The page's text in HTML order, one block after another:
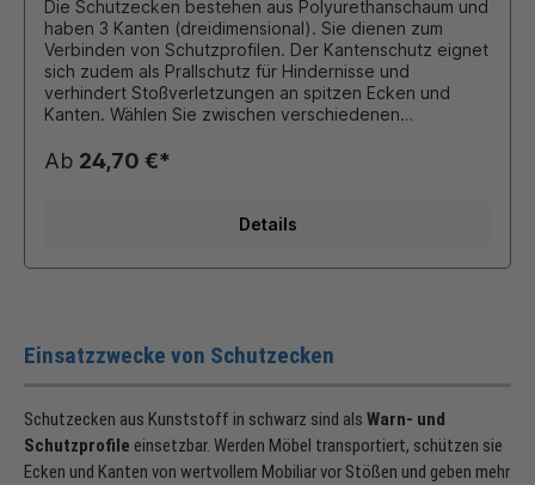
Die Schutzecken bestehen aus Polyurethanschaum und
haben 3 Kanten (dreidimensional). Sie dienen zum
Verbinden von Schutzprofilen. Der Kantenschutz eignet
sich zudem als Prallschutz für Hindernisse und
verhindert Stoßverletzungen an spitzen Ecken und
Kanten. Wählen Sie zwischen verschiedenen
FCKW freiem Polyurethanschaum hoch flexibel und
gegen Farbabrieb geschützt temperaturbeständig von
geeignet brandgeprüft nach DIN 4102 B2. Acrylatkleber
Ab 24,70 €*
Details
Einsatzzwecke von Schutzecken
Schutzecken aus Kunststoff in schwarz sind als Warn- und
Schutzprofile einsetzbar. Werden Möbel transportiert, schützen sie
Ecken und Kanten von wertvollem Mobiliar vor Stößen und geben mehr